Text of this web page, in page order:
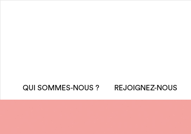
QUI SOMMES-NOUS ? REJOIGNEZ-NOUS